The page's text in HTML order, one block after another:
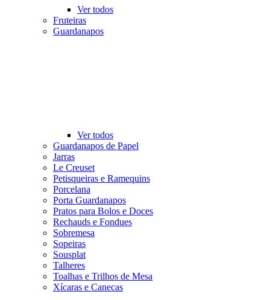
Ver todos
Fruteiras
Guardanapos
Ver todos
Guardanapos de Papel
Jarras
Le Creuset
Petisqueiras e Ramequins
Porcelana
Porta Guardanapos
Pratos para Bolos e Doces
Rechauds e Fondues
Sobremesa
Sopeiras
Sousplat
Talheres
Toalhas e Trilhos de Mesa
Xícaras e Canecas